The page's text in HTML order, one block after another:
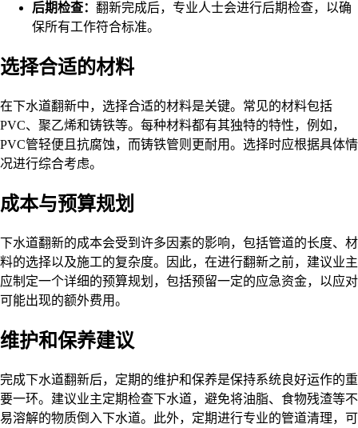
后期检查： 翻新完成后，专业人士会进行后期检查，以确
保所有工作符合标准。
选择合适的材料
在下水道翻新中，选择合适的材料是关键。常见的材料包括
PVC、聚乙烯和铸铁等。每种材料都有其独特的特性，例如，
PVC管轻便且抗腐蚀，而铸铁管则更耐用。选择时应根据具体情
况进行综合考虑。
成本与预算规划
下水道翻新的成本会受到许多因素的影响，包括管道的长度、材
料的选择以及施工的复杂度。因此，在进行翻新之前，建议业主
应制定一个详细的预算规划，包括预留一定的应急资金，以应对
可能出现的额外费用。
维护和保养建议
完成下水道翻新后，定期的维护和保养是保持系统良好运作的重
要一环。建议业主定期检查下水道，避免将油脂、食物残渣等不
易溶解的物质倒入下水道。此外，定期进行专业的管道清理，可